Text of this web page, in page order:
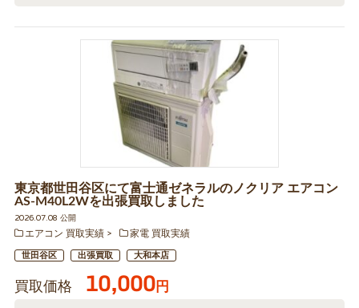
東京都世田谷区にて富士通ゼネラルのノクリア エアコン
AS-M40L2Wを出張買取しました
2026.07.08 公開
エアコン 買取実績
家電 買取実績
世田谷区 出張買取 大和本店
買取価格 10,000円